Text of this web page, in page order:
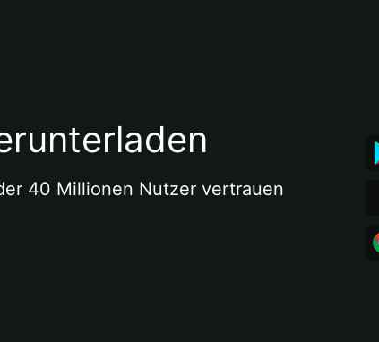
40 Millionen Nutzer vertrauen